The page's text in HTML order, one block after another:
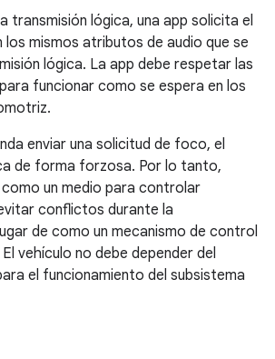
transmisión lógica, una app solicita el
mismos atributos de audio que se
lógica. La app debe respetar las
funcionar como se espera en los
enviar una solicitud de foco, el
de forma forzosa. Por lo tanto,
un medio para controlar
conflictos durante la
de como un mecanismo de control
vehículo no debe depender del
el funcionamiento del subsistema